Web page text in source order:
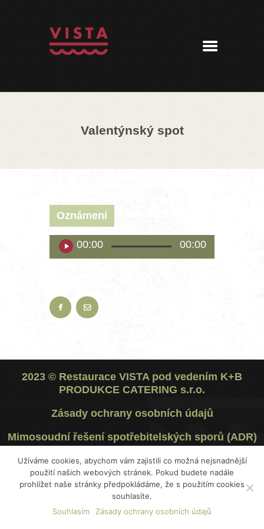
Valentýnský spot
ÚVOD
MENU
360° PROHLÍDKA
Oznámení
Audio
přehrávač
00:00 00:00
2023 © Restaurace VISTA pod vedením K+B
PRODUKCE CATERING s.r.o.
Zásady ochrany osobních údajů
Mimosoudní řešení spotřebitelských sporů (ADR)
Užíváme cookies, abychom vám zajistili co možná nejsnadnější
použití našich webových stránek. Pokud budete nadále
prohlížet naše stránky předpokládáme, že s použitím cookies
souhlasíte.
Souhlasím
Zásady ochrany osobních údajů